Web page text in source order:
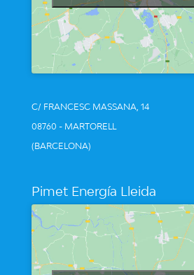
C/ FRANCESC MASSANA, 14
08760 - MARTORELL
(BARCELONA)
Pimet Energía Lleida